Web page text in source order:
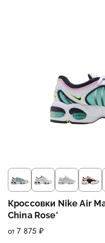
Кроссовки Nike Air
China Rose'
от 7 875 ₽